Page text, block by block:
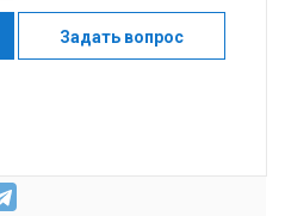
Задать вопрос